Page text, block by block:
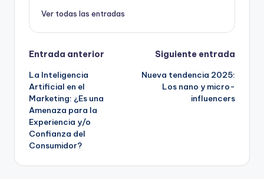
Ver todas las entradas
Navegación
de
entradas
Entrada anterior
La Inteligencia
Artificial en el
Marketing: ¿Es una
Amenaza para la
Experiencia y/o
Confianza del
Consumidor?
Siguiente entrada
Nueva tendencia 2025:
Los nano y micro-
influencers